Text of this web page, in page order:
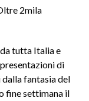
2mila
tutta Italia e
di
fantasia del
fine settimana il